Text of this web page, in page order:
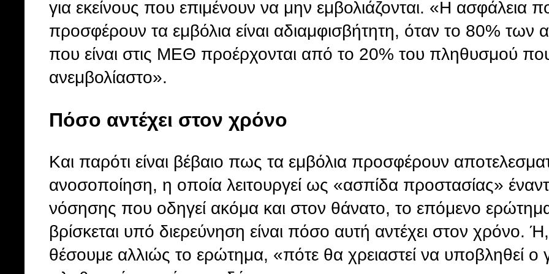
για εκείνους που επιμένουν να μην εμβολιάζονται. «Η ασφάλεια
προσφέρουν τα εμβόλια είναι αδιαμφισβήτητη, όταν το 80%
που είναι στις ΜΕΘ προέρχονται από το 20% του πληθυσμού που
ανεμβολίαστο».
Πόσο αντέχει στον χρόνο
Και παρότι είναι βέβαιο πως τα εμβόλια προσφέρουν
ανοσοποίηση, η οποία λειτουργεί ως «ασπίδα προστασίας»
νόσησης που οδηγεί ακόμα και στον θάνατο, το επόμενο
βρίσκεται υπό διερεύνηση είναι πόσο αυτή αντέχει στον χρόνο.
θέσουμε αλλιώς το ερώτημα, «πότε θα χρειαστεί να υποβληθεί ο